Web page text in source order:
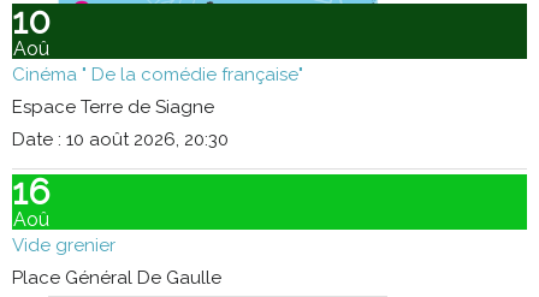
10
Aoû
Cinéma " De la comédie française"
Espace Terre de Siagne
Date : 10 août 2026, 20:30
16
Aoû
Vide grenier
Place Général De Gaulle